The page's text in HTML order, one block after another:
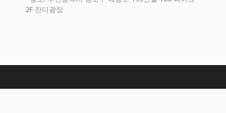
2F 잔디광장